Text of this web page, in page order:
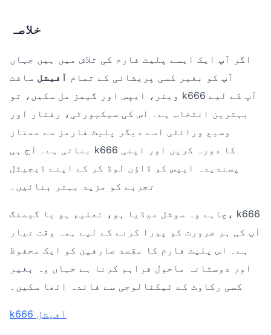
خلاصہ
اگر آپ ایک ایسے پلیٹ فارم کی تلاش میں ہیں جہاں
آپ کو بغیر کسی پریشانی کے تمام آفیشل سافٹ
ویئر، ایپس اور گیمز مل سکیں، تو k666 آپ کے لیے
بہترین انتخاب ہے۔ اس کی سیکیورٹی، رفتار اور
وسیع ورائٹی اسے دیگر پلیٹ فارمز سے ممتاز
بناتی ہے۔ آج ہی k666 کا دورہ کریں اور اپنی
پسندیدہ ایپس کو ڈاؤن لوڈ کر کے اپنے ڈیجیٹل
تجربے کو مزید بہتر بنائیں۔
چاہے وہ سوشل میڈیا ہو، تعلیم ہو یا گیمنگ، k666
آپ کی ہر ضرورت کو پورا کرنے کے لیے ہمہ وقت تیار
ہے۔ اس پلیٹ فارم کا مقصد صارفین کو ایک محفوظ
اور دوستانہ ماحول فراہم کرنا ہے جہاں وہ بغیر
کسی رکاوٹ کے ٹیکنالوجی سے فائدہ اٹھا سکیں۔
k666 آفیشل